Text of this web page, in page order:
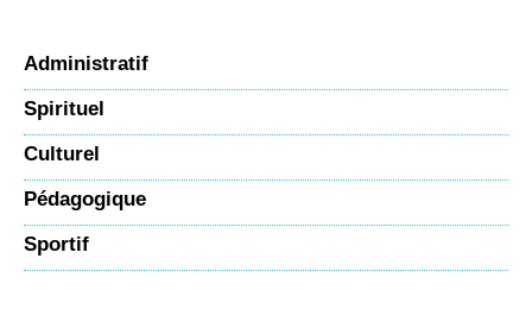
Administratif
Spirituel
Culturel
Pédagogique
Sportif